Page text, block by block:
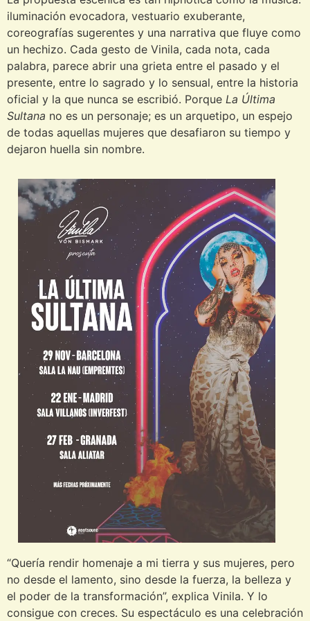
iluminación evocadora, vestuario exuberante,
coreografías sugerentes y una narrativa que fluye como
un hechizo. Cada gesto de Vinila, cada nota, cada
palabra, parece abrir una grieta entre el pasado y el
presente, entre lo sagrado y lo sensual, entre la historia
oficial y la que nunca se escribió. Porque La Última
Sultana no es un personaje; es un arquetipo, un espejo
de todas aquellas mujeres que desafiaron su tiempo y
dejaron huella sin nombre.
“Quería rendir homenaje a mi tierra y sus mujeres, pero
no desde el lamento, sino desde la fuerza, la belleza y
el poder de la transformación”, explica Vinila. Y lo
consigue con creces. Su espectáculo es una celebración